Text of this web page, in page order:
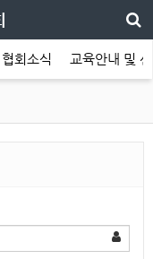
협회소식 교육안내 및